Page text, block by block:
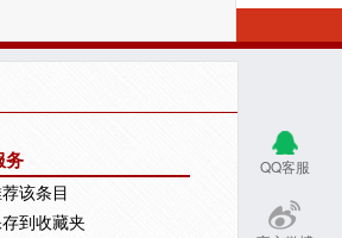
QQ客服
务
该条目
到收藏夹